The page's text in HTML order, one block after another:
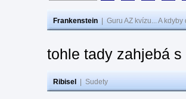
Frankenstein Guru AZ kvízu... A
tohle tady zahjebá
Ribisel Sudety